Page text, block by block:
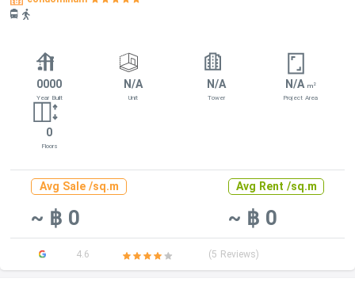
0000
Year Built
N/A
Unit
N/A
Tower
N/A m2
Project Area
0
Floors
Avg Sale /sq.m
~ ฿ 0
Avg Rent /sq.m
~ ฿ 0
4.6 (5 Reviews)